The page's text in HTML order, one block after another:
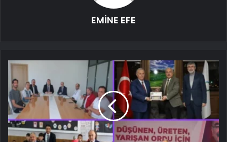
EMİNE EFE